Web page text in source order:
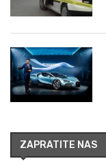
ZAPRATITE NAS